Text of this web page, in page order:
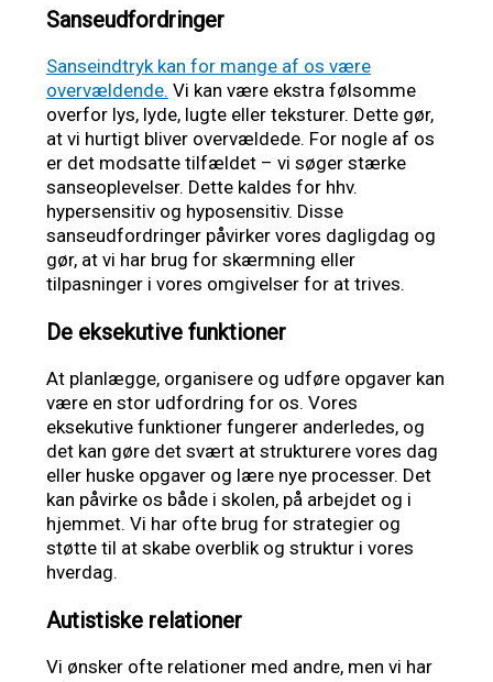
Sanseudfordringer
Sanseindtryk kan for mange af os være
overvældende. Vi kan være ekstra følsomme
overfor lys, lyde, lugte eller teksturer. Dette gør,
at vi hurtigt bliver overvældede. For nogle af os
er det modsatte tilfældet – vi søger stærke
sanseoplevelser. Dette kaldes for hhv.
hypersensitiv og hyposensitiv. Disse
sanseudfordringer påvirker vores dagligdag og
gør, at vi har brug for skærmning eller
tilpasninger i vores omgivelser for at trives.
De eksekutive funktioner
At planlægge, organisere og udføre opgaver kan
være en stor udfordring for os. Vores
eksekutive funktioner fungerer anderledes, og
det kan gøre det svært at strukturere vores dag
eller huske opgaver og lære nye processer. Det
kan påvirke os både i skolen, på arbejdet og i
hjemmet. Vi har ofte brug for strategier og
støtte til at skabe overblik og struktur i vores
hverdag.
Autistiske relationer
Vi ønsker ofte relationer med andre, men vi har